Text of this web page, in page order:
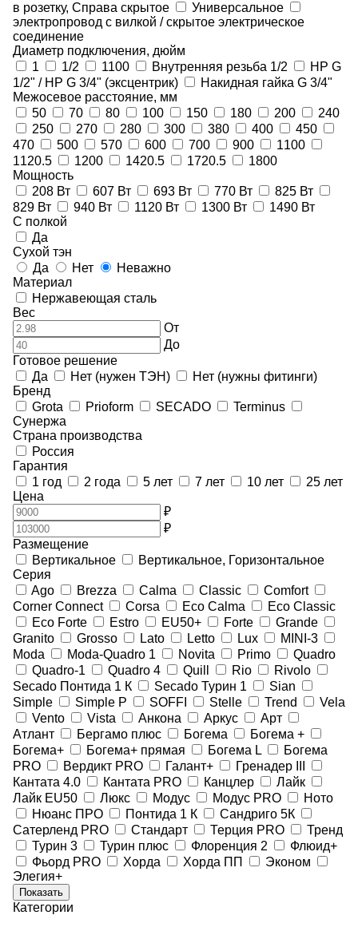
в розетку, Справа скрытое
Универсальное
электропровод с вилкой / скрытое электрическое
соединение
Диаметр подключения, дюйм
1
1/2 1100 Внутренняя резьба 1/2
НР G
1/2" / НР G 3/4" (эксцентрик)
Накидная гайка G 3/4"
Межосевое расстояние, мм
50
70 80 100 150 180 200
240
250
270 280 300 380 400
450
470
500 570 600 700 900
1100
1120.5
1200 1420.5 1720.5
1800
Мощность
208 Вт
607 Вт 693 Вт 770 Вт
825 Вт
829 Вт
940 Вт 1120 Вт 1300 Вт
1490 Вт
С полкой
Да
Сухой тэн
Да
Нет
Неважно
Материал
Нержавеющая сталь
Вес
От
До
Готовое решение
Да
Нет (нужен ТЭН)
Нет (нужны фитинги)
Бренд
Grota
Prioform SECADO
Terminus
Сунержа
Страна производства
Россия
Гарантия
1 год
2 года 5 лет 7 лет 10 лет
25 лет
Цена
₽
₽
Размещение
Вертикальное
Вертикальное, Горизонтальное
Серия
Ago
Brezza Calma Classic
Comfort
Corner Connect
Corsa Eco Calma
Eco Classic
Eco Forte
Estro EU50+ Forte
Grande
Granito
Grosso Lato Letto Lux
MINI-3
Moda
Moda-Quadro 1 Novita Primo
Quadro
Quadro-1
Quadro 4 Quill Rio
Rivolo
Secado Понтида 1 К
Secado Турин 1
Sian
Simple
Simple P SOFFI Stelle Trend
Vela
Vento
Vista Анкона Аркус
Арт
Атлант
Бергамо плюс Богема
Богема +
Богема+
Богема+ прямая Богема L
Богема
PRO
Вердикт PRO Галант+
Гренадер III
Кантата 4.0
Кантата PRO Канцлер
Лайк
Лайк EU50
Люкс Модус Модус PRO
Ното
Нюанс ПРО
Понтида 1 К
Сандриго 5К
Сатерленд PRO
Стандарт Терция PRO
Тренд
Турин 3
Турин плюс Флоренция 2
Флюид+
Фьорд PRO
Хорда Хорда ПП
Эконом
Элегия+
Показать
Категории